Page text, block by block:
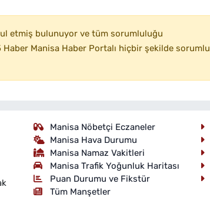
etmiş bulunuyor ve tüm sorumluluğu
Manisa Haber Portalı hiçbir şekilde sorumlu
Manisa Nöbetçi Eczaneler
Manisa Hava Durumu
Manisa Namaz Vakitleri
Manisa Trafik Yoğunluk Haritası
Puan Durumu ve Fikstür
Tüm Manşetler